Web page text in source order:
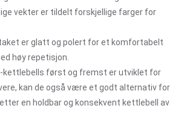
vekter er tildelt forskjellige farger for
er glatt og polert for et komfortabelt
høy repetisjon.
kettlebells først og fremst er utviklet for
kan de også være et godt alternativ for
en holdbar og konsekvent kettlebell av